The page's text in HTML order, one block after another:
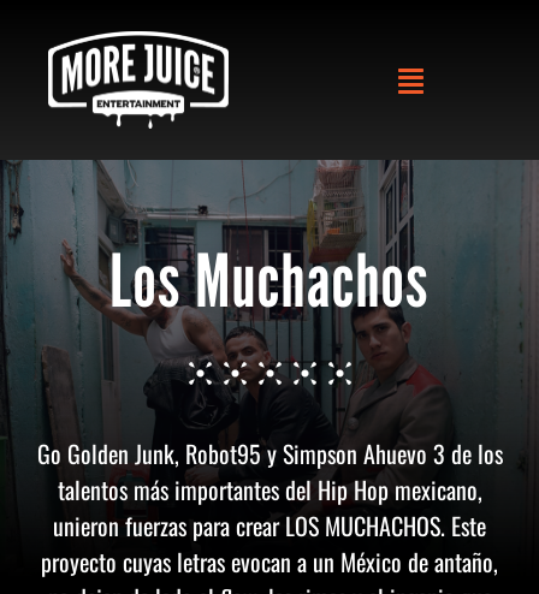
content
Schedule
Toggle
Artistas
Eventos
Nosotros
Los Muchachos
Go Golden Junk, Robot95 y Simpson Ahuevo 3 de los
talentos más importantes del Hip Hop mexicano,
unieron fuerzas para crear LOS MUCHACHOS. Este
proyecto cuyas letras evocan a un México de antaño,